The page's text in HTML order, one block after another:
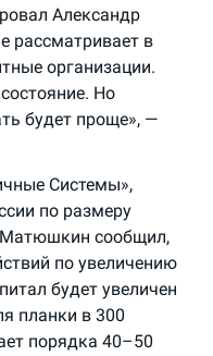
Александр
рассматривает в
организации.
Но
будет проще», —
Системы»,
по размеру
Матюшкин сообщил,
по увеличению
будет увеличен
планки в 300
порядка 40–50